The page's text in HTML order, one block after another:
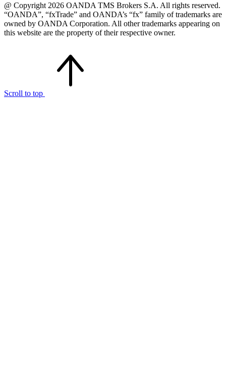
@ Copyright 2026 OANDA TMS Brokers S.A. All rights reserved.
“OANDA”, “fxTrade” and OANDA’s “fx” family of trademarks are
owned by OANDA Corporation. All other trademarks appearing on
this website are the property of their respective owner.
Scroll to top